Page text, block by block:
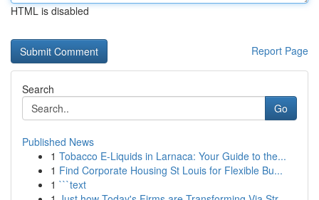
HTML is disabled
Report Page
Search
Go
Published News
1 Tobacco E-Liquids in Larnaca: Your Guide to the...
1 Find Corporate Housing St Louis for Flexible Bu...
1 ```text